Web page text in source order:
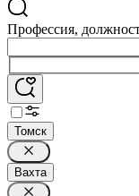
Профессия,
Томск
Вахта